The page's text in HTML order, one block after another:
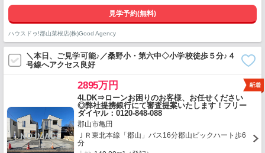
見学予約(無料)
ハウスドゥ!郡山菜根店(株)Good Agency
＼本日、ご見学可能♪／桑野小・第六中◇小学校徒歩５分♪４
号線へアクセス良好
2895万円
4LDK⇒ローンお困りのお客様、お任せください
◎弊社提携銀行にて審査提案いたします！フリー
ダイヤル：0120-848-088
郡山市亀田
ＪＲ東北本線「郡山」バス16分郡山ビックハート歩6
分